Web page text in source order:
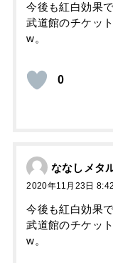
今後も紅白効果
武道館のチケッ
w。
0
ななしメタ
2020年11月23日
今後も紅白効果
武道館のチケッ
w。